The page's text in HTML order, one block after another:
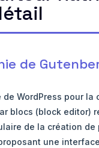
de
WordPress pour la
blocs (block editor)
de la création
une